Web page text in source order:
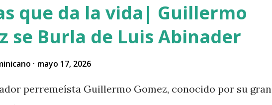
que da la vida| Guillermo
se Burla de Luis Abinader
mayo 17, 2026
perremeísta Guillermo Gomez, conocido por su gran